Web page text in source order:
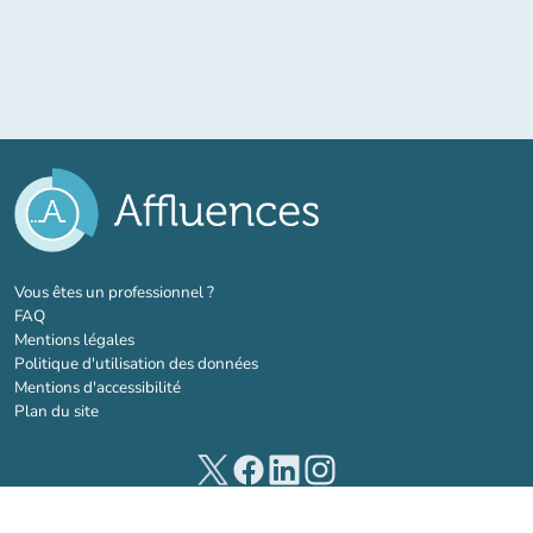
Vous êtes un professionnel ?(nouvel onglet)
FAQ
Mentions légales
Politique d'utilisation des données
Mentions d'accessibilité
Plan du site
(nouvel onglet)
(nouvel onglet)
(nouvel onglet)